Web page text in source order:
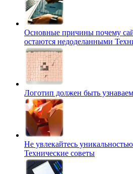
Основные причины почему
остаются недоделанными
Логотип должен быть
Не увлекайтесь
Технические советы